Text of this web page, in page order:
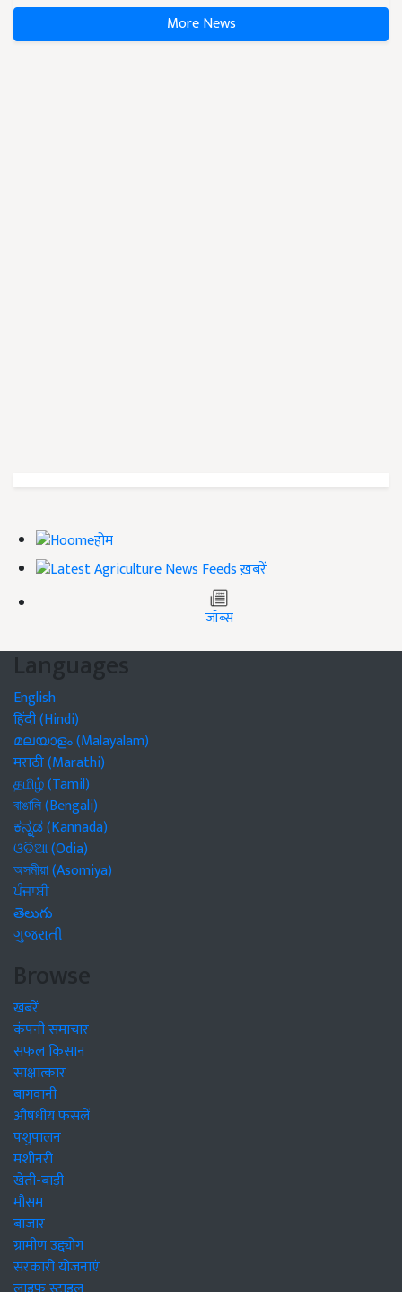
More News
होम
ख़बरें
जॉब्स
Languages
English
हिंदी (Hindi)
മലയാളം (Malayalam)
मराठी (Marathi)
தமிழ் (Tamil)
বাঙালি (Bengali)
ಕನ್ನಡ (Kannada)
ଓଡିଆ (Odia)
অসমীয়া (Asomiya)
ਪੰਜਾਬੀ
తెలుగు
ગુજરાતી
Browse
खबरें
कंपनी समाचार
सफल किसान
साक्षात्कार
बागवानी
औषधीय फसलें
पशुपालन
मशीनरी
खेती-बाड़ी
मौसम
बाजार
ग्रामीण उद्द्योग
सरकारी योजनाएं